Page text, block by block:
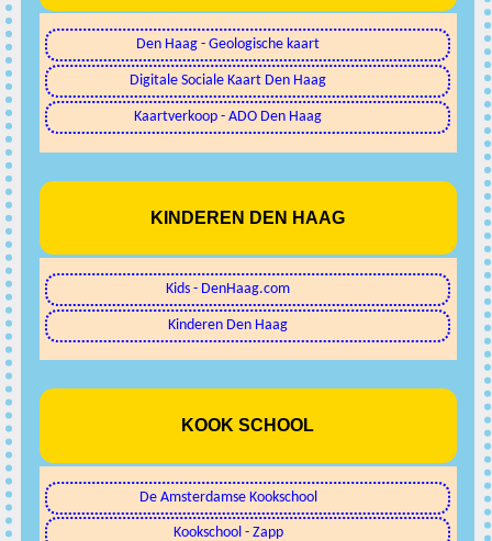
Den Haag - Geologische kaart
Digitale Sociale Kaart Den Haag
Kaartverkoop - ADO Den Haag
KINDEREN DEN HAAG
Kids - DenHaag.com
Kinderen Den Haag
KOOK SCHOOL
De Amsterdamse Kookschool
Kookschool - Zapp